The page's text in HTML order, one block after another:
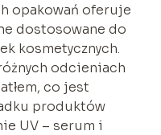
opakowań oferuje
dostosowane do
kosmetycznych.
odcieniach
co jest
produktów
UV – serum i